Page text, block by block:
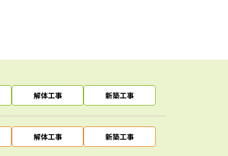
解体工事 新築工事
解体工事 新築工事